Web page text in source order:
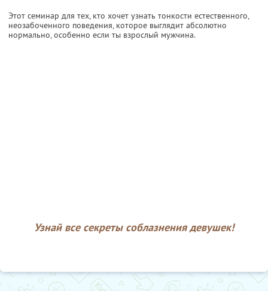
Этот семинар для тех, кто хочет узнать тонкости естественного,
неозабоченного поведения, которое выглядит абсолютно
нормально, особенно если ты взрослый мужчина.
Узнай все секреты соблазнения девушек!